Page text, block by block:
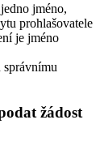
jméno,
prohlašovatele
je jméno
správnímu
žádost